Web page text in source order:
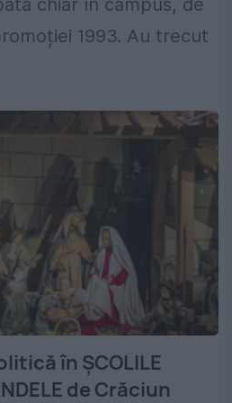
chiar în campus, de
1993. Au trecut
în ŞCOLILE
de Crăciun